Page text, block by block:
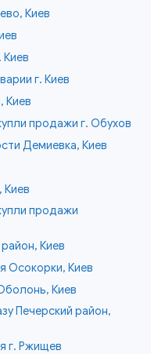
Киев
Киев
г. Киев
Киев
продажи г. Обухов
Демиевка, Киев
Киев
продажи
Киев
Осокорки, Киев
Киев
Печерский район,
г. Ржищев